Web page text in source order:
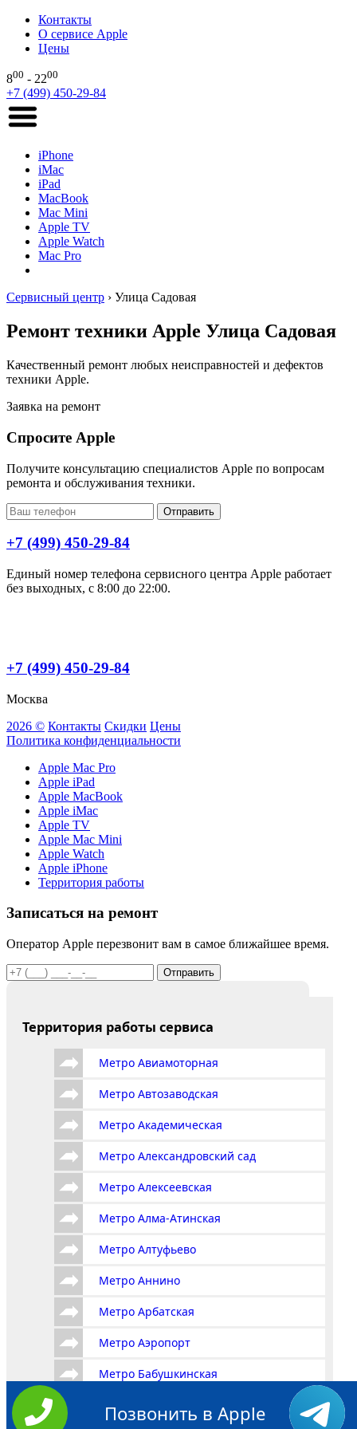
Контакты
О сервисе Apple
Цены
800 - 2200
+7 (499) 450-29-84
iPhone
iMac
iPad
MacBook
Mac Mini
Apple TV
Apple Watch
Mac Pro
Сервисный центр › Улица Садовая
Ремонт техники Apple Улица Садовая
Качественный ремонт любых неисправностей и дефектов
техники Apple.
Заявка на ремонт
Спросите Apple
Получите консультацию специалистов Apple по вопросам
ремонта и обслуживания техники.
Отправить
+7 (499) 450-29-84
Единый номер телефона сервисного центра Apple работает
без выходных, с 8:00 до 22:00.
+7 (499) 450-29-84
Москва
2026 © Контакты Скидки Цены
Политика конфиденциальности
Apple Mac Pro
Apple iPad
Apple MacBook
Apple iMac
Apple TV
Apple Mac Mini
Apple Watch
Apple iPhone
Территория работы
Записаться на ремонт
Оператор Apple перезвонит вам в самое ближайшее время.
Отправить
Территория работы сервиса
Метро Авиамоторная
Метро Автозаводская
Метро Академическая
Метро Александровский сад
Метро Алексеевская
Метро Алма-Атинская
Метро Алтуфьево
Метро Аннино
Метро Арбатская
Метро Аэропорт
Метро Бабушкинская
Метро Багратионовская
Позвонить в Apple